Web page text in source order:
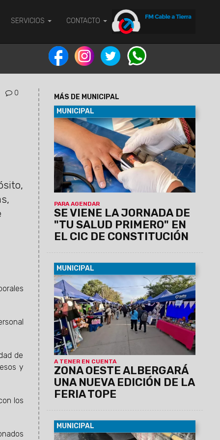
SERVICIOS CONTACTO
0
de
y
los
MÁS DE MUNICIPAL
MUNICIPAL
PARA AGENDAR
SE VIENE LA JORNADA DE
"TU SALUD PRIMERO" EN
EL CIC DE CONSTITUCIÓN
07/08/2026 Será el viernes 7 de
agosto de 9 a 12 en el predio municipal
de zona este. Habrá servicios médicos,
odontológicos, nutricionistas, enfermería
y otros. La atención será por orden de
llegada y estará destinada a vecinos de
la zona que requieran controles y
asesoramiento en salud.
MUNICIPAL
A TENER EN CUENTA
ZONA OESTE ALBERGARÁ
UNA NUEVA EDICIÓN DE LA
FERIA TOPE
07/08/2026
La actividad se llevará a
cabo el sábado 8 de agosto, de 12 a 19
horas, en barrio Grand Bourg. Se espera
una gran convocatoría, ya que habrá 110
emprendedores y el precio máximo
permitido por producto o combo será de
$20.000.
MUNICIPAL